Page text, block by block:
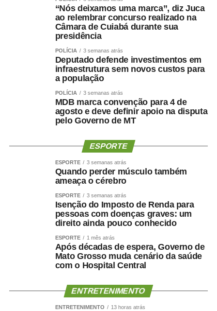
também compara as redes sociais à Ágora de Atenas,
espaço da Grécia Antiga associado ao debate público e à
Além de identificar os desafios das redes sociais, os
democracia digital. Entre as sugestões mais recorrentes
estão a ampliação da educação midiática e do letramento
digital nas escolas, o incentivo ao pensamento crítico, a
medidas para enfrentar a desinformação.
A comissão julgadora avaliou as 81 redações finalistas
encaminhadas pelas secretarias estaduais de educação.
Federação, participarão da Semana de Vivência
Legislativa no Senado, entre os dias 17 e 21 de agosto.
As redações foram analisadas com base em critérios
adaptados do modelo de correção do Exame Nacional do
Ensino Médio (Enem), considerando aspectos como
compreensão do tema, argumentação, organização
textual e proposta de intervenção.
Para a diretora da Secretaria de Comunicação Social do
Senado, Glauciene Lara, o programa estimula a formação
“Nós deixamos uma marca”, diz Juca
ao relembrar concurso realizado na
Câmara de Cuiabá durante sua
presidência
POLÍCIA 3 semanas atrás
Deputado defende investimentos em
infraestrutura sem novos custos para
a população
POLÍCIA 3 semanas atrás
MDB marca convenção para 4 de
agosto e deve definir apoio na disputa
pelo Governo de MT
ESPORTE
ESPORTE 3 semanas atrás
Quando perder músculo também
ameaça o cérebro
ESPORTE 3 semanas atrás
Isenção do Imposto de Renda para
pessoas com doenças graves: um
direito ainda pouco conhecido
ESPORTE 1 mês atrás
Após décadas de espera, Governo de
Mato Grosso muda cenário da saúde
com o Hospital Central
ENTRETENIMENTO
ENTRETENIMENTO 13 horas atrás